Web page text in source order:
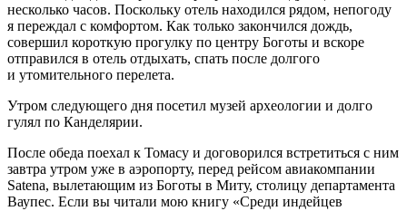
несколько часов. Поскольку отель находился рядом, непогоду
я переждал с комфортом. Как только закончился дождь,
совершил короткую прогулку по центру Боготы и вскоре
отправился в отель отдыхать, спать после долгого
и утомительного перелета.
Утром следующего дня посетил музей археологии и долго
гулял по Канделярии.
После обеда поехал к Томасу и договорился встретиться с ним
завтра утром уже в аэропорту, перед рейсом авиакомпании
Satena, вылетающим из Боготы в Миту, столицу департамента
Ваупес. Если вы читали мою книгу «Среди индейцев